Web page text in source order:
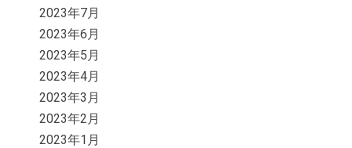
2023年7月
2023年6月
2023年5月
2023年4月
2023年3月
2023年2月
2023年1月